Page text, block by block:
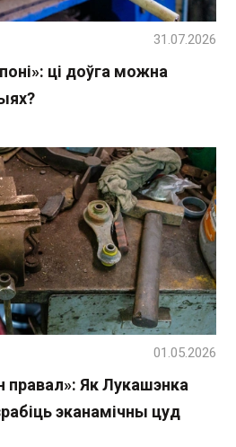
ці доўга можна
31.07.2026
правал»: Як Лукашэнка
эканамічны цуд
01.05.2026